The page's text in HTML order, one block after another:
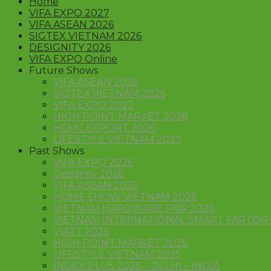
VIFA EXPO 2027
VIFA ASEAN 2026
SIGTEX VIETNAM 2026
DESIGNITY 2026
VIFA EXPO Online
Future Shows
VIFA ASEAN 2026
SIGTEX VIETNAM 2026
VIFA EXPO 2027
HIGH POINT MARKET 2026
HCMC EXPORT 2026
LIFESTYLE VIETNAM 2027
Past Shows
VIFA EXPO 2026
Designity 2026
VIFA ASEAN 2025
HOME SHOW VIETNAM 2026
VIETNAM HARDWARE FAIR 2026
VIETNAM INTERNATIONAL SMART
VIATT 2026
HIGH POINT MARKET 2025
LIFESTYLE VIETNAM 2025
INDEX PLUS 2025 – DELHI – INDIA